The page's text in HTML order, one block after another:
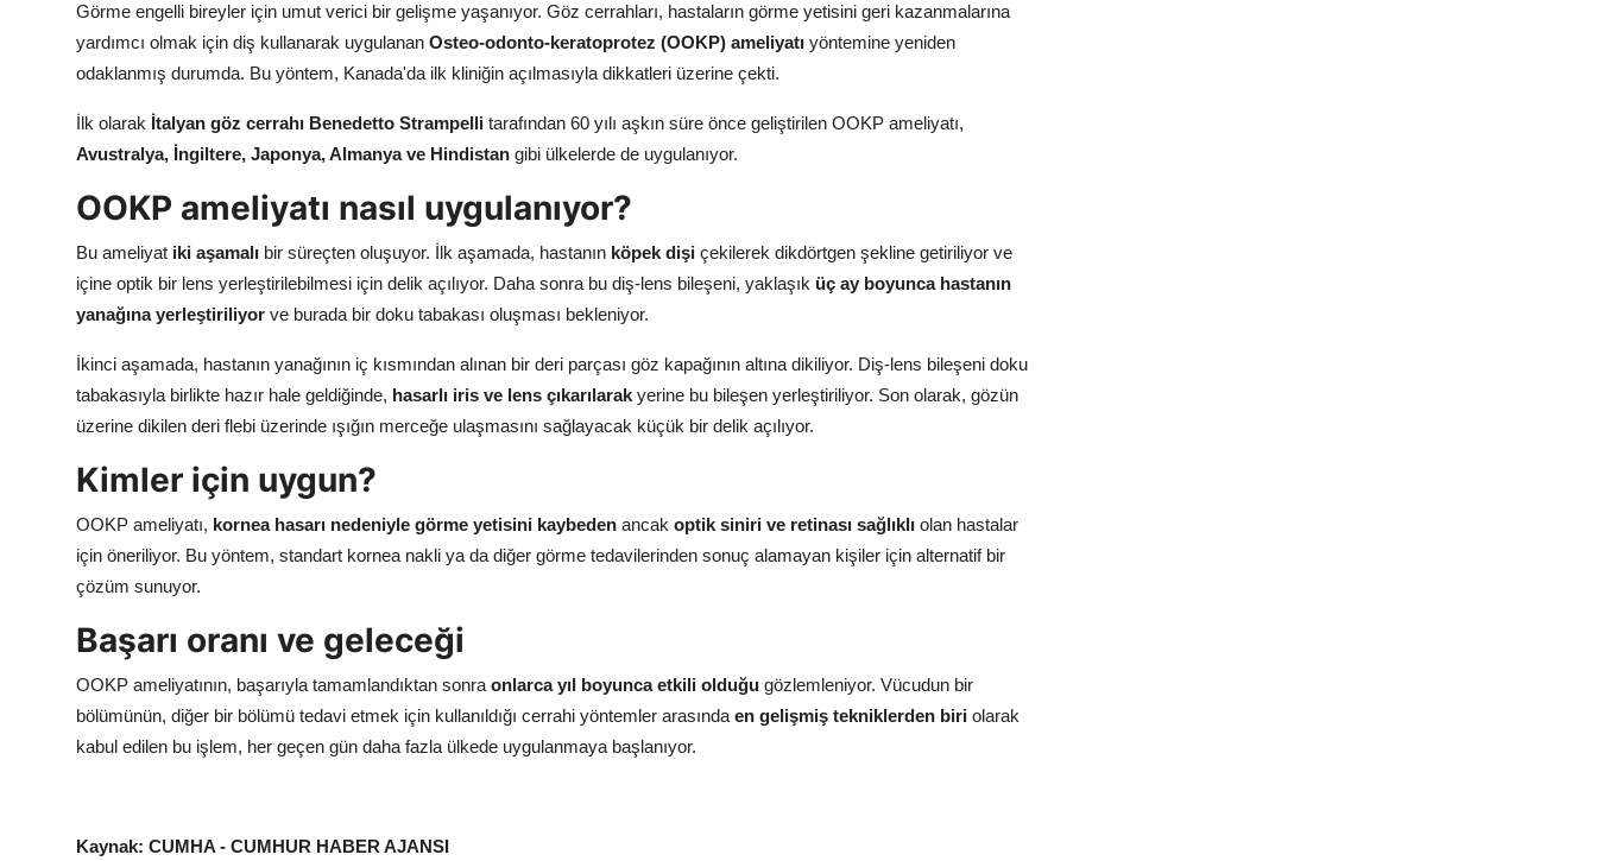
Görme engelli bireyler için umut verici bir gelişme yaşanıyor. Göz cerrahları, hastaların görme yetisini geri kazanmalarına
yardımcı olmak için diş kullanarak uygulanan Osteo-odonto-keratoprotez (OOKP) ameliyatı yöntemine yeniden
odaklanmış durumda. Bu yöntem, Kanada'da ilk kliniğin açılmasıyla dikkatleri üzerine çekti.
İlk olarak İtalyan göz cerrahı Benedetto Strampelli tarafından 60 yılı aşkın süre önce geliştirilen OOKP ameliyatı,
Avustralya, İngiltere, Japonya, Almanya ve Hindistan gibi ülkelerde de uygulanıyor.
OOKP ameliyatı nasıl uygulanıyor?
Bu ameliyat iki aşamalı bir süreçten oluşuyor. İlk aşamada, hastanın köpek dişi çekilerek dikdörtgen şekline getiriliyor ve
içine optik bir lens yerleştirilebilmesi için delik açılıyor. Daha sonra bu diş-lens bileşeni, yaklaşık üç ay boyunca hastanın
yanağına yerleştiriliyor ve burada bir doku tabakası oluşması bekleniyor.
İkinci aşamada, hastanın yanağının iç kısmından alınan bir deri parçası göz kapağının altına dikiliyor. Diş-lens bileşeni doku
tabakasıyla birlikte hazır hale geldiğinde, hasarlı iris ve lens çıkarılarak yerine bu bileşen yerleştiriliyor. Son olarak, gözün
üzerine dikilen deri flebi üzerinde ışığın merceğe ulaşmasını sağlayacak küçük bir delik açılıyor.
Kimler için uygun?
OOKP ameliyatı, kornea hasarı nedeniyle görme yetisini kaybeden ancak optik siniri ve retinası sağlıklı olan hastalar
için öneriliyor. Bu yöntem, standart kornea nakli ya da diğer görme tedavilerinden sonuç alamayan kişiler için alternatif bir
çözüm sunuyor.
Başarı oranı ve geleceği
OOKP ameliyatının, başarıyla tamamlandıktan sonra onlarca yıl boyunca etkili olduğu gözlemleniyor. Vücudun bir
bölümünün, diğer bir bölümü tedavi etmek için kullanıldığı cerrahi yöntemler arasında en gelişmiş tekniklerden biri olarak
kabul edilen bu işlem, her geçen gün daha fazla ülkede uygulanmaya başlanıyor.
Kaynak: CUMHA - CUMHUR HABER AJANSI